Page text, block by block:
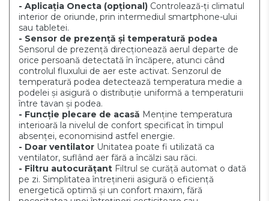
- Aplicația Onecta (opțional) Controlează-ți climatul
interior de oriunde, prin intermediul smartphone-ului
sau tabletei.
- Sensor de prezență și temperatură podea
Sensorul de prezență direcționează aerul departe de
orice persoană detectată în încăpere, atunci când
controlul fluxului de aer este activat. Senzorul de
temperatură podea detectează temperatura medie a
podelei și asigură o distribuție uniformă a temperaturii
între tavan și podea.
- Funcție plecare de acasă Menține temperatura
interioară la nivelul de confort specificat în timpul
absenței, economisind astfel energie.
- Doar ventilator Unitatea poate fi utilizată ca
ventilator, suflând aer fără a încălzi sau răci.
- Filtru autocurățant Filtrul se curăță automat o dată
pe zi. Simplitatea întreținerii asigură o eficiență
energetică optimă și un confort maxim, fără